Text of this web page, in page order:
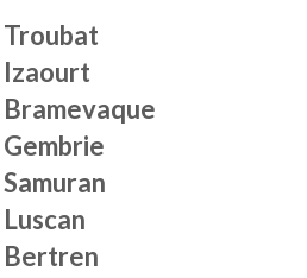
Troubat
Izaourt
Bramevaque
Gembrie
Samuran
Luscan
Bertren